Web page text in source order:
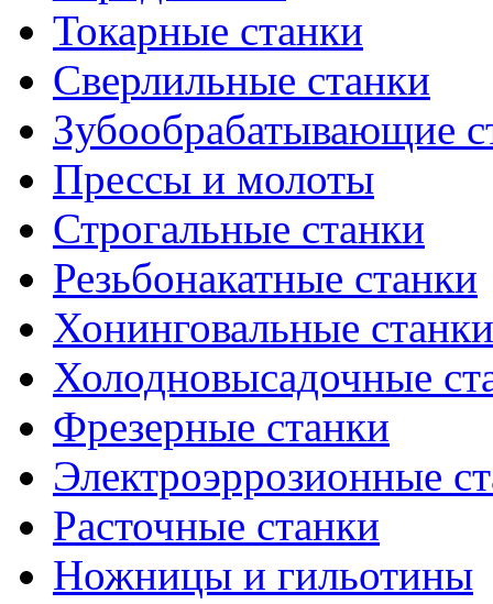
Токарные станки
Сверлильные станки
Зубообрабатывающие
Прессы и молоты
Строгальные станки
Резьбонакатные станки
Хонинговальные станки
Холодновысадочные
Фрезерные станки
Электроэррозионные
Расточные станки
Ножницы и гильотины